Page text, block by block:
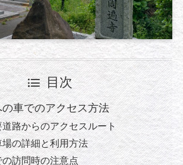
目次
車でのアクセス方法
道路からのアクセスルート
場の詳細と利用方法
の訪問時の注意点